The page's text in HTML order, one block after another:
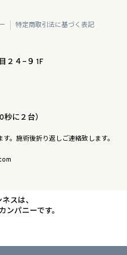
特定商取引法に基づく表記
２４−９ 1F
に２台）
。施術後折り返しご連絡致します。
スは、
ンパニーです。